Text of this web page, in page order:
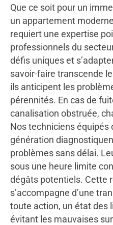
Que ce soit pour un
un appartement
requiert une expertise
professionnels du
défis uniques et
savoir-faire transcende
ils anticipent les
pérennités. En cas de
canalisation obstruée,
Nos techniciens équipés
génération
problèmes sans délai.
sous une heure limite
dégâts potentiels. Cette
s’accompagne d’une
toute action, un état des
évitant les mauvaises